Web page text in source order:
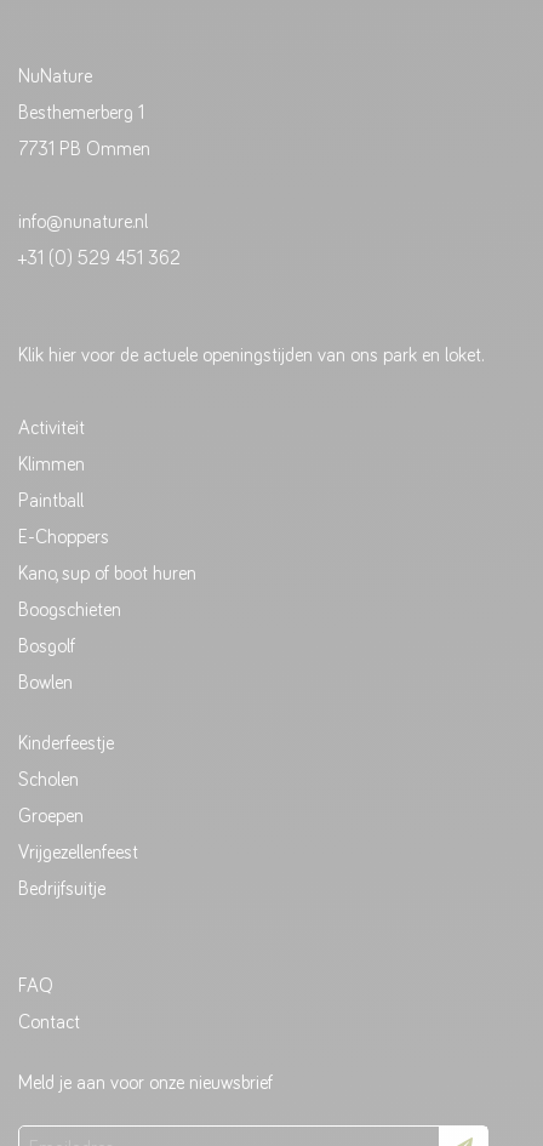
NuNature
Besthemerberg 1
7731 PB Ommen
info@nunature.nl
+31 (0) 529 451 362
Klik hier voor de actuele openingstijden van ons park en loket.
Activiteit
Klimmen
Paintball
E-Choppers
Kano, sup of boot huren
Boogschieten
Bosgolf
Bowlen
Kinderfeestje
Scholen
Groepen
Vrijgezellenfeest
Bedrijfsuitje
FAQ
Contact
Meld je aan voor onze nieuwsbrief